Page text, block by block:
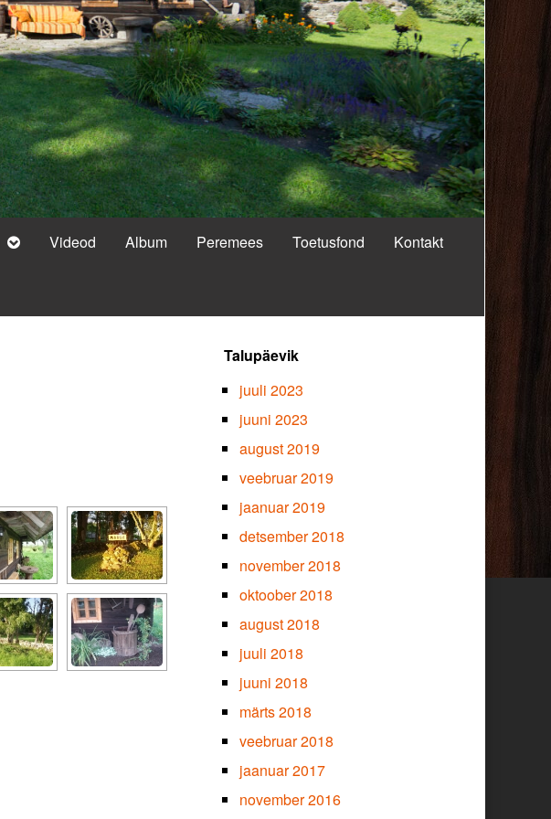
Videod Album Peremees Toetusfond Kontakt
Primary
Sidebar
Talupäevik
juuli 2023
juuni 2023
august 2019
veebruar 2019
jaanuar 2019
detsember 2018
november 2018
oktoober 2018
august 2018
juuli 2018
juuni 2018
märts 2018
veebruar 2018
jaanuar 2017
november 2016